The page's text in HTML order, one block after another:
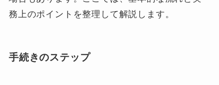
務上のポイントを整理して解説します。
手続きのステップ